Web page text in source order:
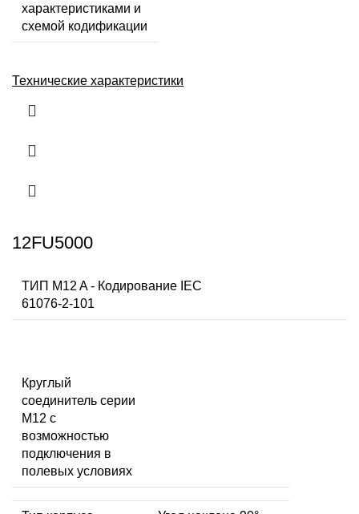
характеристиками и
схемой кодификации
Технические характеристики
12FU5000
ТИП M12 A - Кодирование IEC
61076-2-101
Круглый
соединитель серии
M12 с
возможностью
подключения в
полевых условиях